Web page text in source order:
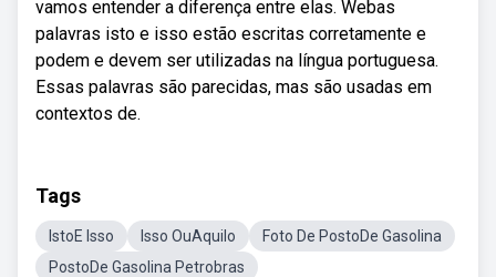
vamos entender a diferença entre elas. Webas
palavras isto e isso estão escritas corretamente e
podem e devem ser utilizadas na língua portuguesa.
Essas palavras são parecidas, mas são usadas em
contextos de.
Tags
IstoE Isso Isso OuAquilo
Foto De PostoDe Gasolina
PostoDe Gasolina Petrobras